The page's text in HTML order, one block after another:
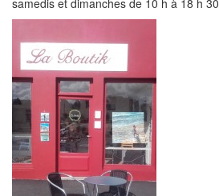
samedis et dimanches de 10 h à 18 h 30